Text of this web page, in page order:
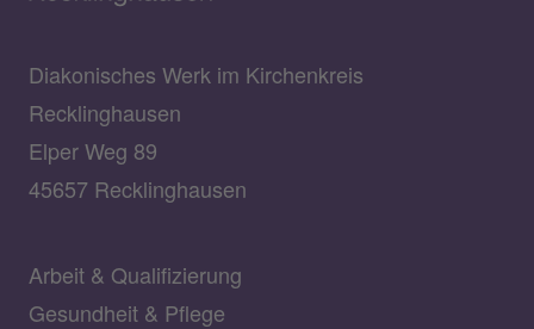
Diakonisches Werk im Kirchenkreis
Recklinghausen
Elper Weg 89
45657 Recklinghausen
Arbeit & Qualifizierung
Gesundheit & Pflege